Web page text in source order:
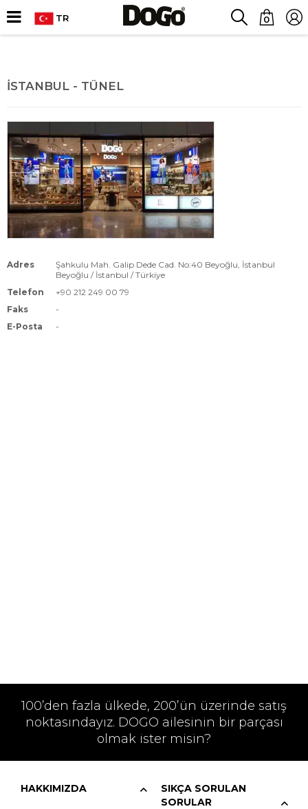
TR 0
İSTANBUL - TÜNEL
Adres
Şahkulu Mah. Galip Dede Cad. No:40 Beyoğlu, İstanbul
Beyoğlu / İstanbul / Türkiye
Telefon
+90 212 249 00 79
Faks
-
E-Posta
-
100’den fazla ülkede, 200’ün üzerinde satış
noktasındayız. DOGO ailesinin bir parçası
olmak ister misin?
HAKKIMIZDA
SIKÇA SORULAN
SORULAR